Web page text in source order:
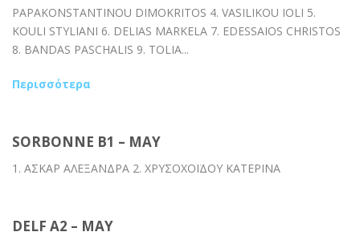
PAPAKONSTANTINOU DIMOKRITOS 4. VASILIKOU IOLI 5.
KOULI STYLIANI 6. DELIAS MARKELA 7. EDESSAIOS CHRISTOS
8. BANDAS PASCHALIS 9. TOLIA...
Περισσότερα
SORBONNE B1 – MAY
1. ΑΣΚΑΡ ΑΛΕΞΑΝΔΡΑ 2. ΧΡΥΣΟΧΟΪΔΟΥ ΚΑΤΕΡΙΝΑ
DELF A2 – MAY